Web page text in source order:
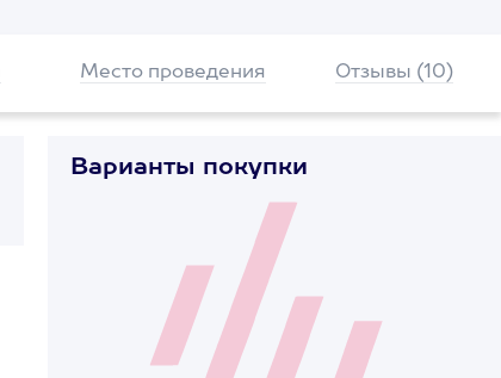
Место проведения Отзывы (10)
Варианты покупки